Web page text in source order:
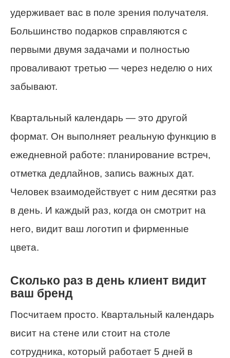
удерживает вас в поле зрения получателя.
Большинство подарков справляются с
первыми двумя задачами и полностью
проваливают третью — через неделю о них
забывают.
Квартальный календарь — это другой
формат. Он выполняет реальную функцию в
ежедневной работе: планирование встреч,
отметка дедлайнов, запись важных дат.
Человек взаимодействует с ним десятки раз
в день. И каждый раз, когда он смотрит на
него, видит ваш логотип и фирменные
цвета.
Сколько раз в день клиент видит
ваш бренд
Посчитаем просто. Квартальный календарь
висит на стене или стоит на столе
сотрудника, который работает 5 дней в